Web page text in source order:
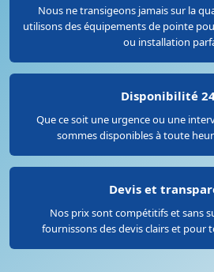
Nous ne transigeons jamais sur la
utilisons des équipements de pointe
ou installation
Disponibilité
Que ce soit une urgence ou une
sommes disponibles à toute
Devis et
Nos prix sont compétitifs et sans
fournissons des devis clairs et pour